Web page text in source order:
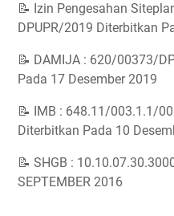
📝 Izin Pengesahan
DPUPR/2019 Diterbitkan
📝 DAMIJA : 620/00373/
Pada 17 Desember 2019
📝 IMB : 648.11/003.1.1/
Diterbitkan Pada 10
📝 SHGB :
SEPTEMBER 2016